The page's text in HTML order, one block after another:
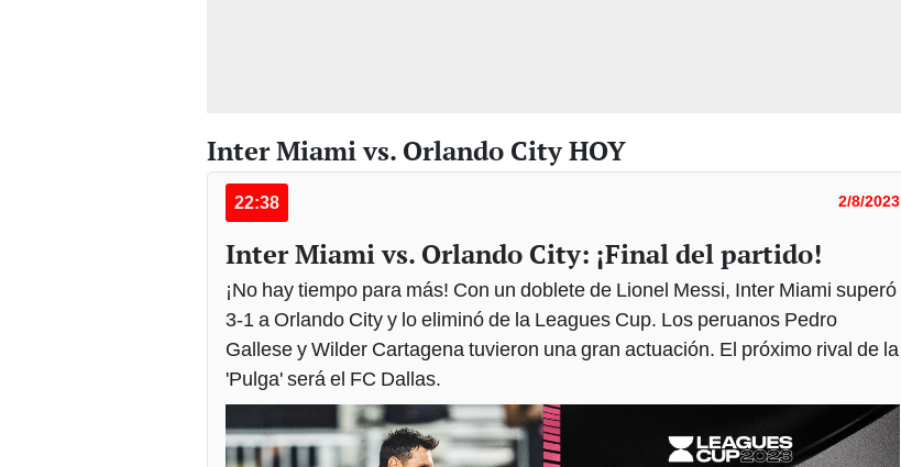
Inter Miami vs. Orlando City HOY
22:38 2/8/2023
Inter Miami vs. Orlando City: ¡Final del partido!
¡No hay tiempo para más! Con un doblete de Lionel Messi, Inter Miami superó
3-1 a Orlando City y lo eliminó de la Leagues Cup. Los peruanos Pedro
Gallese y Wilder Cartagena tuvieron una gran actuación. El próximo rival de la
'Pulga' será el FC Dallas.